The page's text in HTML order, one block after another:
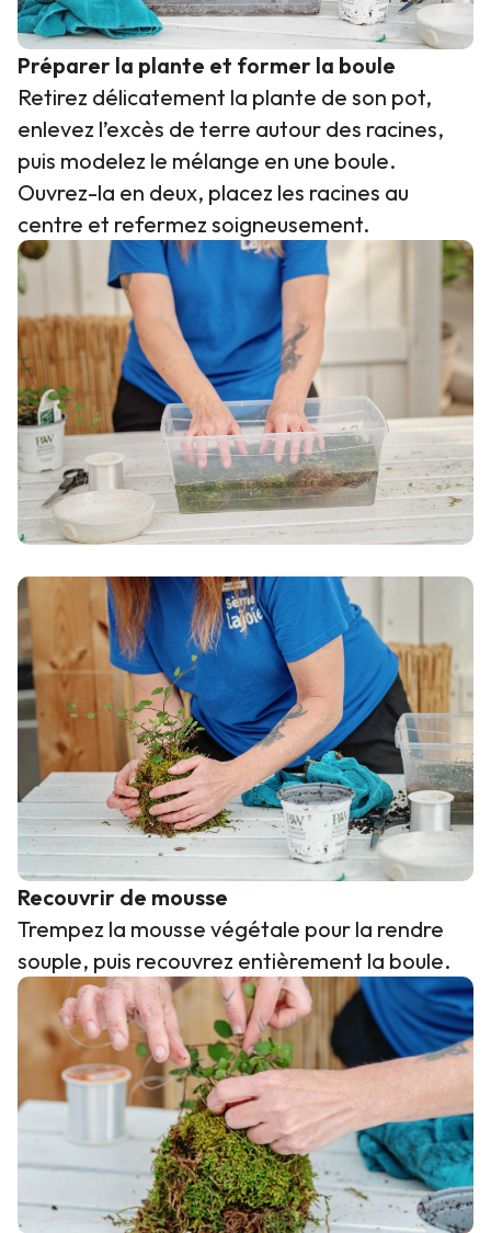
Préparer la plante et former la boule
Retirez délicatement la plante de son pot,
enlevez l’excès de terre autour des racines,
puis modelez le mélange en une boule.
Ouvrez-la en deux, placez les racines au
centre et refermez soigneusement.
Recouvrir de mousse
Trempez la mousse végétale pour la rendre
souple, puis recouvrez entièrement la boule.